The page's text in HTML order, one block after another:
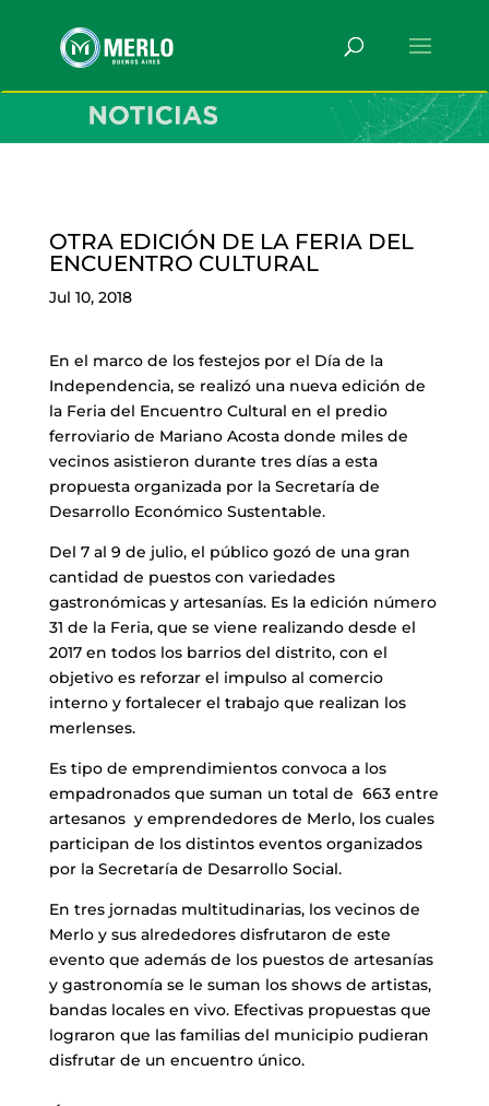
OTRA EDICIÓN DE LA FERIA DEL
ENCUENTRO CULTURAL
Jul 10, 2018
En el marco de los festejos por el Día de la
Independencia, se realizó una nueva edición de
la Feria del Encuentro Cultural en el predio
ferroviario de Mariano Acosta donde miles de
vecinos asistieron durante tres días a esta
propuesta organizada por la Secretaría de
Desarrollo Económico Sustentable.
Del 7 al 9 de julio, el público gozó de una gran
cantidad de puestos con variedades
gastronómicas y artesanías. Es la edición número
31 de la Feria, que se viene realizando desde el
2017 en todos los barrios del distrito, con el
objetivo es reforzar el impulso al comercio
interno y fortalecer el trabajo que realizan los
merlenses.
Es tipo de emprendimientos convoca a los
empadronados que suman un total de 663 entre
artesanos y emprendedores de Merlo, los cuales
participan de los distintos eventos organizados
por la Secretaría de Desarrollo Social.
En tres jornadas multitudinarias, los vecinos de
Merlo y sus alrededores disfrutaron de este
evento que además de los puestos de artesanías
y gastronomía se le suman los shows de artistas,
bandas locales en vivo. Efectivas propuestas que
lograron que las familias del municipio pudieran
disfrutar de un encuentro único.